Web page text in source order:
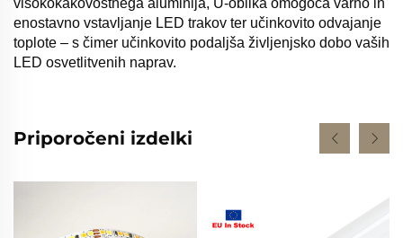
visokokakovostnega aluminija, U-oblika omogoča varno in
enostavno vstavljanje LED trakov ter učinkovito odvajanje
toplote – s čimer učinkovito podaljša življenjsko dobo vaših
LED osvetlitvenih naprav.
Priporočeni izdelki